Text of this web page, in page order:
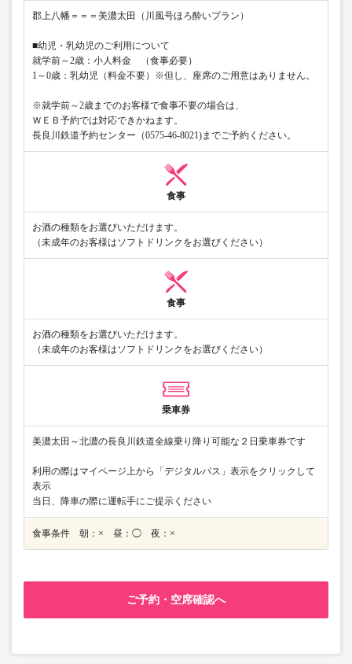
郡上八幡＝＝＝美濃太田（川風号ほろ酔いプラン）
■幼児・乳幼児のご利用について
就学前～2歳：小人料金 （食事必要）
1～0歳：乳幼児（料金不要）※但し、座席のご用意はありません。
※就学前～2歳までのお客様で食事不要の場合は、
ＷＥＢ予約では対応できかねます。
長良川鉄道予約センター（0575-46-8021)までご予約ください。
食事
お酒の種類をお選びいただけます。
（未成年のお客様はソフトドリンクをお選びください）
食事
お酒の種類をお選びいただけます。
（未成年のお客様はソフトドリンクをお選びください）
乗車券
美濃太田～北濃の長良川鉄道全線乗り降り可能な２日乗車券です
利用の際はマイページ上から「デジタルパス」表示をクリックして
表示
当日、降車の際に運転手にご提示ください
食事条件 朝：× 昼：◯ 夜：×
ご予約・空席確認へ